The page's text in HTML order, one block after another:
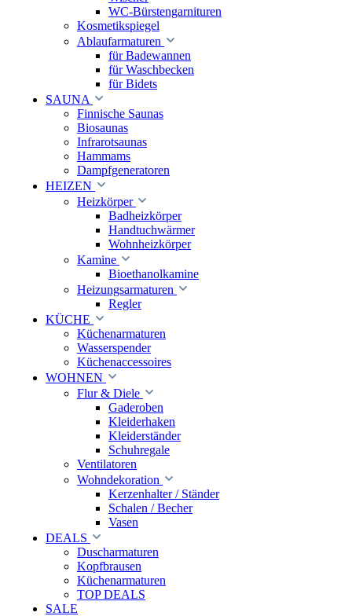
WC-Bürstengarnituren
Kosmetikspiegel
Ablaufarmaturen
für Badewannen
für Waschbecken
für Bidets
SAUNA
Finnische Saunas
Biosaunas
Infrarotsaunas
Hammams
Dampfgeneratoren
HEIZEN
Heizkörper
Badheizkörper
Handtuchwärmer
Wohnheizkörper
Kamine
Bioethanolkamine
Heizungsarmaturen
Regler
KÜCHE
Küchenarmaturen
Wasserspender
Küchenaccessoires
WOHNEN
Flur & Diele
Gaderoben
Kleiderhaken
Kleiderständer
Schuhregale
Ventilatoren
Wohndekoration
Kerzenhalter / Ständer
Schalen / Becher
Vasen
DEALS
Duscharmaturen
Kopfbrausen
Küchenarmaturen
TOP DEALS
SALE